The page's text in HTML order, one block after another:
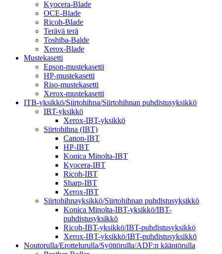
Kyocera-Blade
OCE-Blade
Ricoh-Blade
Terävä terä
Toshiba-Balde
Xerox-Blade
Mustekasetti
Epson-mustekasetti
HP-mustekasetti
Riso-mustekasetti
Xerox-mustekasetti
ITB-yksikkö/Siirtohihna/Siirtohihnan puhdistusyksikkö
IBT-yksikkö
Xerox-IBT-yksikkö
Siirtohihna (IBT)
Canon-IBT
HP-IBT
Konica Minolta-IBT
Kyocera-IBT
Ricoh-IBT
Sharp-IBT
Xerox-IBT
Siirtohihnayksikkö/Siirtohihnan puhdistusyksikkö
Konica Minolta-IBT-yksikkö/IBT-
puhdistusyksikkö
Ricoh-IBT-yksikkö/IBT-puhdistusyksikkö
Xerox-IBT-yksikkö/IBT-puhdistusyksikkö
Noutorulla/Erottelurulla/Syöttörulla/ADF:n kääntörulla